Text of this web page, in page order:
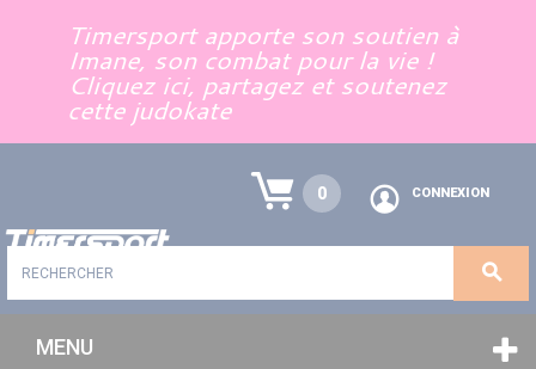
Timersport apporte son soutien à
Imane, son combat pour la vie !
Cliquez ici, partagez et soutenez
cette judokate
0 CONNEXION
MENU